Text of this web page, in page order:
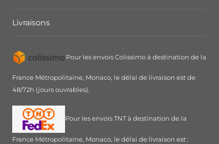
Livraisons
Pour les envois Colissimo à destination de la
France Métropolitaine, Monaco, le délai de livraison est de
48/72h (jours ouvrables).
Pour les envois TNT à destination de la
France Métropolitaine, Monaco, le délai de livraison est :